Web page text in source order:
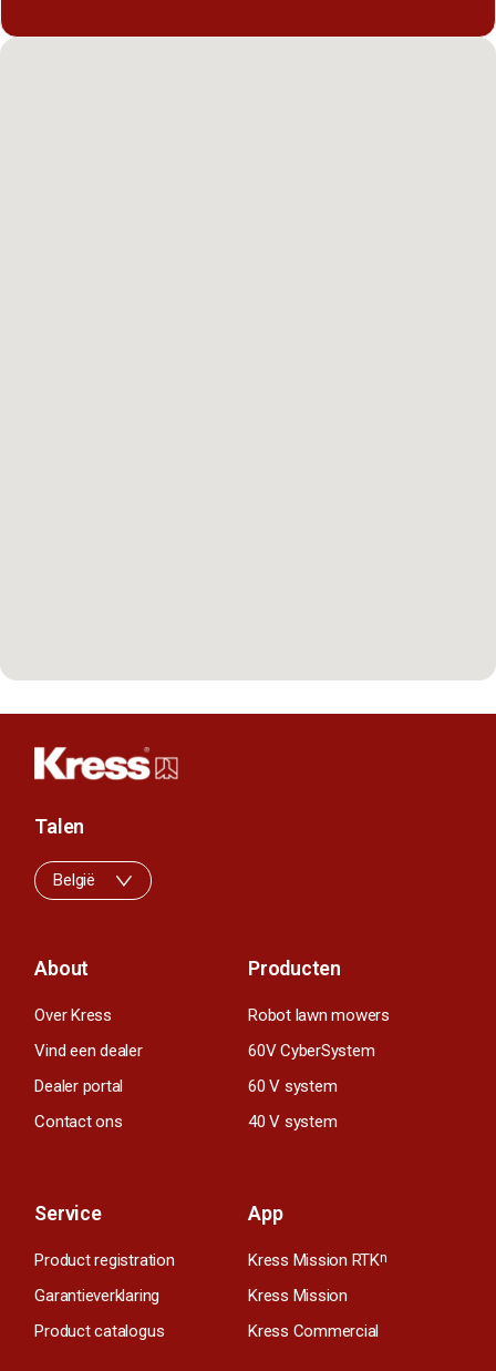
About
Over Kress
Vind een dealer
Dealer portal
Contact ons
Producten
Robot lawn mowers
60V CyberSystem
60 V system
40 V system
Service
Product registration
Garantieverklaring
Product catalogus
App
Kress Mission RTKn
Kress Mission
Kress Commercial
Talen
België